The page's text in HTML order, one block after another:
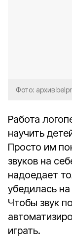
Фото: архив
Работа
научить
Просто им
звуков на
надоедает
убедилась
Чтобы звук
играть.